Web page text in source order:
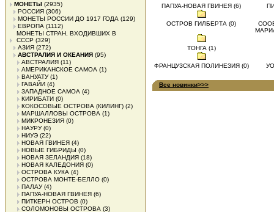
МОНЕТЫ (2935)
РОССИЯ (306)
МОНЕТЫ РОССИИ ДО 1917 ГОДА (129)
ЕВРОПА (1112)
МОНЕТЫ СТРАН, ВХОДИВШИХ В
СССР (329)
АЗИЯ (272)
АВСТРАЛИЯ И ОКЕАНИЯ (95)
АВСТРАЛИЯ (11)
АМЕРИКАНСКОЕ САМОА (1)
ВАНУАТУ(1)
ГАВАЙИ (4)
ЗАПАДНОЕ САМОА (4)
КИРИБАТИ (0)
КОКОСОВЫЕ ОСТРОВА (КИЛИНГ) (2)
МАРШАЛЛОВЫ ОСТРОВА (1)
МИКРОНЕЗИЯ (0)
НАУРУ(0)
НИУЭ (22)
НОВАЯ ГВИНЕЯ (4)
НОВЫЕ ГИБРИДЫ (0)
НОВАЯ ЗЕЛАНДИЯ (18)
НОВАЯ КАЛЕДОНИЯ (0)
ОСТРОВА КУКА (4)
ОСТРОВА МОНТЕ-БЕЛЛО (0)
ПАЛАУ(4)
ПАПУА-НОВАЯ ГВИНЕЯ (6)
ПИТКЕРН ОСТРОВ (0)
СОЛОМОНОВЫ ОСТРОВА (3)
ПАПУА-НОВАЯ ГВИНЕЯ (6)
ОСТРОВ ГИЛБЕРТА (0)
ТОНГА (1)
ФРАНЦУЗСКАЯ ПОЛИНЕЗИЯ (0)
Все новинки>>>